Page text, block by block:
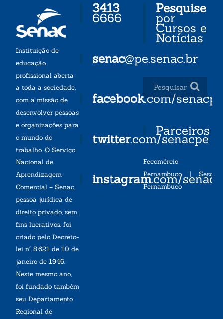
Instituição de
educação
profissional aberta
a toda a sociedade,
com a missão de
desenvolver pessoas
e organizações para
o mundo do
trabalho. O Serviço
Nacional de
Aprendizagem
Comercial – Senac,
pessoa jurídica de
direito privado, sem
fins lucrativos, foi
criado pelo Decreto-
lei nº 8.621 de 10 de
janeiro de 1946.
Neste mesmo ano,
foi fundado também
seu Departamento
Regional de
3413
6666
senac@pe.senac.br
facebook.com/senacpe
twitter.com/senacpe
instagram.com/
Pesquise
por
Cursos e
Notícias
Parceiros
Fecomércio
Pernambuco| Sesc
Pernambuco